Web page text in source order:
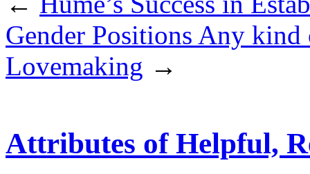
Gender Positions Any
Lovemaking →
Attributes of Helpful,